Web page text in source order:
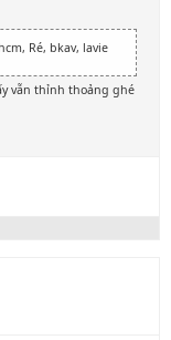
Ré, bkav, lavie
vẫn thỉnh thoảng ghé